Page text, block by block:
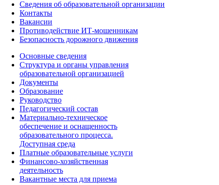
Красноярский край
Сведения об образовательной организации
Контакты
Вакансии
Противодействие ИТ-мошенникам
Безопасность дорожного движения
Основные сведения
Структура и органы управления
образовательной организацией
Документы
Образование
Руководство
Педагогический состав
Материально-техническое
обеспечение и оснащенность
образовательного процесса.
Доступная среда
Платные образовательные услуги
Финансово-хозяйственная
деятельность
Вакантные места для приема